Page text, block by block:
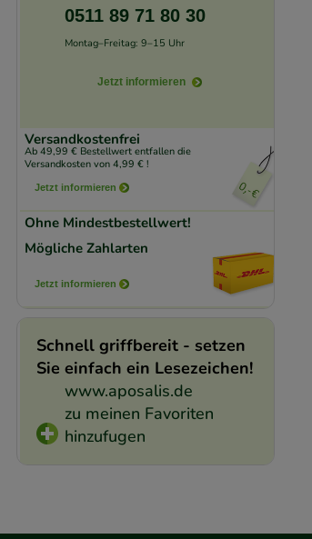
0511 89 71 80 30
Montag–Freitag: 9–15 Uhr
Jetzt informieren
Versandkostenfrei
Ab 49,99 € Bestellwert entfallen die
Versandkosten von 4,99 € !
Jetzt informieren
Ohne Mindestbestellwert!
Mögliche Zahlarten
Jetzt informieren
Schnell griffbereit - setzen
Sie einfach ein Lesezeichen!
www.aposalis.de
zu meinen Favoriten
hinzufugen